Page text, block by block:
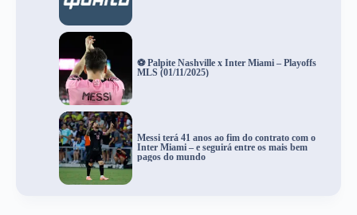
⚽ Palpite Nashville x Inter Miami – Playoffs
MLS (01/11/2025)
Messi terá 41 anos ao fim do contrato com o
Inter Miami – e seguirá entre os mais bem
pagos do mundo